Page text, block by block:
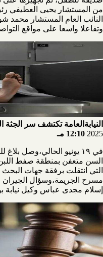
من المستشار يحيى العطيفي
النائب العام المستشار محمد
وتفاعلا واسعا على مواقع
النيابةالعامة تكتشف سر الجثة
2025 12:10 مـ
في ١٩ يونيو الحالي،وصل
السن متعفن بمنطقة صفط اللبن.
التي انتقلت برفقة جهات البحث
مسرح الجريمة،وسؤال الجيران
إسلام مجدى عباس وكيل نيابة